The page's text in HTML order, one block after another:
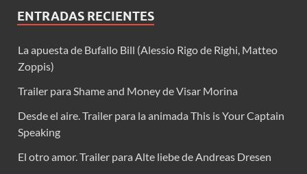
ENTRADAS RECIENTES
La apuesta de Bufallo Bill (Alessio Rigo de Righi, Matteo
Zoppis)
Trailer para Shame and Money de Visar Morina
Desde el aire. Trailer para la animada This is Your Captain
Speaking
El otro amor. Trailer para Alte liebe de Andreas Dresen